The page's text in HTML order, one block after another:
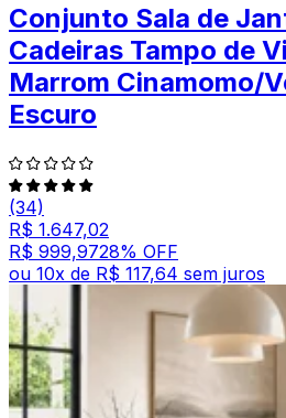
Conjunto Sala de
Cadeiras Tampo de
Marrom Cinamomo/
Escuro
(34)
R$ 1.647,02
R$ 999,9728% OFF
ou 10x de R$ 117,64 sem juros